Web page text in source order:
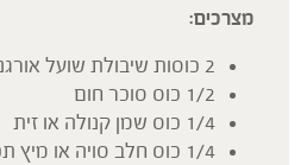
מצרכים:
2 כוסות שיבולת שועל אורגנית
1/2 כוס סוכר חום
1/4 כוס שמן קנולה או זית
1/4 כוס חלב סויה או מיץ תפוזים טרי סחוט